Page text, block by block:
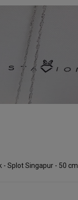
- Splot Singapur - 50 cm